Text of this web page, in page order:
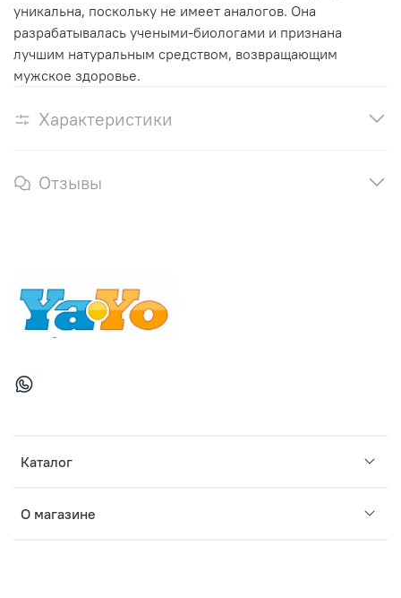
уникальна, поскольку не имеет аналогов. Она
разрабатывалась учеными-биологами и признана
лучшим натуральным средством, возвращающим
мужское здоровье.
Характеристики
Отзывы
Каталог
О магазине